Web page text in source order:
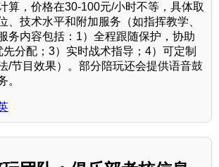
算，价格在30-100元/小时不等，具体取
、技术水平和附加服务（如指挥教学、
务内容包括：1）全程跟随保护，协助
先分配；3）实时战术指导；4）可定制
/节目效果）。部分陪玩还会提供语音鼓
。